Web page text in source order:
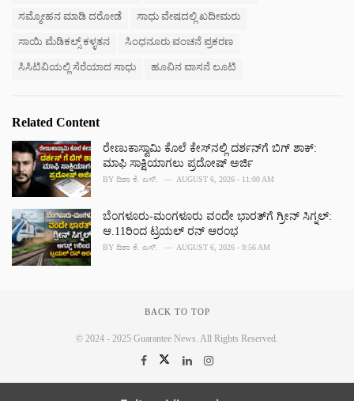
ಸಮ್ಮೋಹನ ಮಾಡಿ ದರೋಡೆ ಸಾಧು ವೇಷದಲ್ಲಿ ಖದೀಮರು
ಸಾಯಿ ಮೆಡಿಕಲ್ಸ್ ಕಳ್ಳತನ ಸಿಂಧನೂರು ವಂಚನೆ ಪ್ರಕರಣ
ಸಿಸಿಟಿವಿಯಲ್ಲಿ ಸೆರೆಯಾದ ಸಾಧು ಹೂವಿನ ವಾಸನೆ ಲೂಟಿ
Related Content
ರೇಣುಕಾಸ್ವಾಮಿ ಕೊಲೆ ಕೇಸ್‌ನಲ್ಲಿ ದರ್ಶನ್‌ಗೆ ಬಿಗ್ ಶಾಕ್:
ಮಾಫಿ ಸಾಕ್ಷಿಯಾಗಲು ಪ್ರದೋಷ್ ಅರ್ಜಿ
BY ದಿಶಾ ಕೆ. ಎಸ್. AUGUST 6, 2026 - 11:00 AM
ಬೆಂಗಳೂರು-ಮಂಗಳೂರು ವಂದೇ ಭಾರತ್‌ಗೆ ಗ್ರೀನ್ ಸಿಗ್ನಲ್:
ಆ.11ರಿಂದ ಟ್ರಯಲ್ ರನ್ ಆರಂಭ
BY ದಿಶಾ ಕೆ. ಎಸ್. AUGUST 6, 2026 - 9:56 AM
BACK TO TOP
© 2024 - 2025 Guarantee News. All Rights Reserved.